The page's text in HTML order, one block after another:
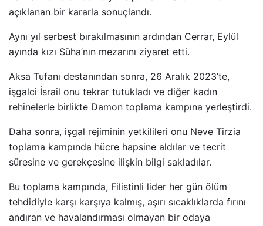
açıklanan bir kararla sonuçlandı.
Aynı yıl serbest bırakılmasının ardından Cerrar, Eylül
ayında kızı Süha’nın mezarını ziyaret etti.
Aksa Tufanı destanından sonra, 26 Aralık 2023’te,
işgalci İsrail onu tekrar tutukladı ve diğer kadın
rehinelerle birlikte Damon toplama kampına yerleştirdi.
Daha sonra, işgal rejiminin yetkilileri onu Neve Tirzia
toplama kampında hücre hapsine aldılar ve tecrit
süresine ve gerekçesine ilişkin bilgi sakladılar.
Bu toplama kampında, Filistinli lider her gün ölüm
tehdidiyle karşı karşıya kalmış, aşırı sıcaklıklarda fırını
andıran ve havalandırması olmayan bir odaya